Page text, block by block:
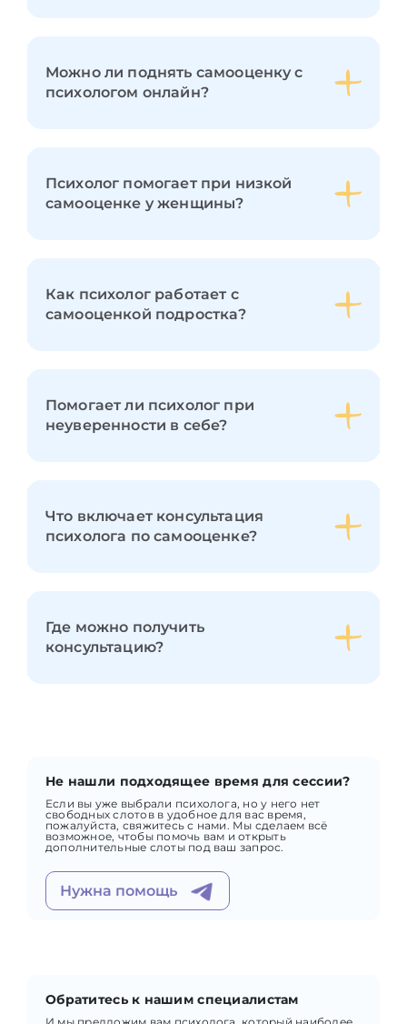
Можно ли поднять самооценку с
психологом онлайн?
Психолог помогает при низкой
самооценке у женщины?
Как психолог работает с
самооценкой подростка?
Помогает ли психолог при
неуверенности в себе?
Что включает консультация
психолога по самооценке?
Где можно получить
консультацию?
Не нашли подходящее время для сессии?
Если вы уже выбрали психолога, но у него нет
свободных слотов в удобное для вас время,
пожалуйста, свяжитесь с нами. Мы сделаем всё
возможное, чтобы помочь вам и открыть
дополнительные слоты под ваш запрос.
Нужна помощь
Обратитесь к нашим специалистам